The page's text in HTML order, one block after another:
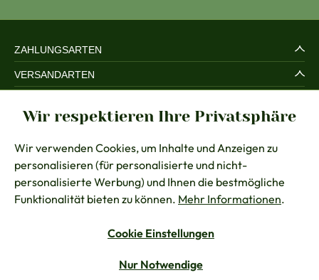
ZAHLUNGSARTEN
VERSANDARTEN
RECHTLICHES
BERATUNG
KONTAKT
Vertrag widerrufen
Wir respektieren Ihre Privatsphäre
Wir verwenden Cookies, um Inhalte und Anzeigen zu
personalisieren (für personalisierte und nicht-
personalisierte Werbung) und Ihnen die bestmögliche
Funktionalität bieten zu können. Mehr Informationen.
Cookie Einstellungen
Nur Notwendige